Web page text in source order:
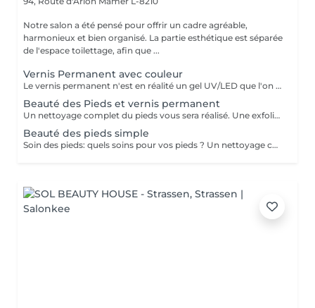
Notre salon a été pensé pour offrir un cadre agréable,
harmonieux et bien organisé. La partie esthétique est séparée
de l'espace toilettage, afin que ...
Vernis Permanent avec couleur
Le vernis permanent n'est en réalité un gel UV/LED que l'on a conditionné dans un flacon afin de faciliter son application. Le vernis permanent est une matière très fine et a effet d'environ de 2 à 3 semaines. Il est associé avec d' une base et d' une finition et s' applique avec un petit pinceau. En effet, le pinceau est déjà intégré et il n'y a plus qu'à l'appliquer sur les ongles de la cliente.
Beauté des Pieds et vernis permanent
Un nettoyage complet du pieds vous sera réalisé. Une exfoliation de la voute plantaire, puis un traitement adaptés vous sera effectué avec une crème hydratante pour finaliser votre soin. Un vernis permanent vous sera posé avec la couleur de votre choix.
Beauté des pieds simple
Soin des pieds: quels soins pour vos pieds ? Un nettoyage complet du pieds vous sera réalisé. Une exfoliation de la voute plantaire, puis un traitement adaptés vous sera effectué avec une crème hydratante pour finaliser votre soin. Le soin durera 40 minute environ (tout dépend du travail à réaliser)